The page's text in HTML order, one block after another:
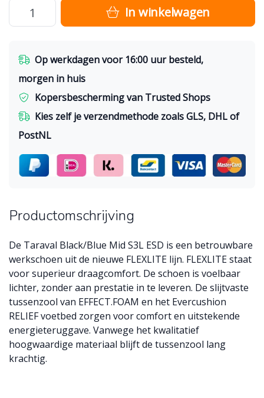
In winkelwagen
Op werkdagen voor 16:00 uur besteld,
morgen in huis
Kopersbescherming van Trusted Shops
Kies zelf je verzendmethode zoals GLS, DHL of
PostNL
Productomschrijving
De Taraval Black/Blue Mid S3L ESD is een betrouwbare
werkschoen uit de nieuwe FLEXLITE lijn. FLEXLITE staat
voor superieur draagcomfort. De schoen is voelbaar
lichter, zonder aan prestatie in te leveren. De slijtvaste
tussenzool van EFFECT.FOAM en het Evercushion
RELIEF voetbed zorgen voor comfort en uitstekende
energieteruggave. Vanwege het kwalitatief
hoogwaardige materiaal blijft de tussenzool lang
krachtig.